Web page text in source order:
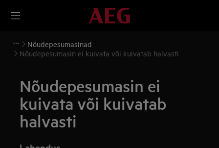
Nõudepesumasinad
Nõudepesumasin ei kuivata või kuivatab halvasti
Nõudepesumasin ei
kuivata või kuivatab
halvasti